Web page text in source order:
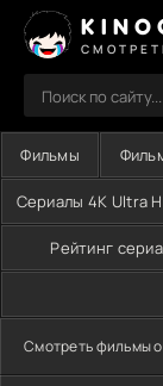
Фильмы
Сериалы 4K Ultra
Рейтинг
Смотреть фильмы